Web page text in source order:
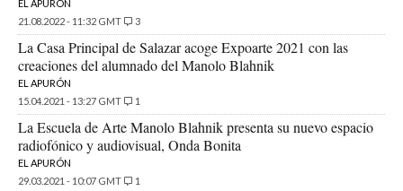
EL APURÓN
21.08.2022 - 11:32 GMT
3
La Casa Principal de Salazar acoge Expoarte 2021 con las
creaciones del alumnado del Manolo Blahnik
EL APURÓN
15.04.2021 - 13:27 GMT
1
La Escuela de Arte Manolo Blahnik presenta su nuevo espacio
radiofónico y audiovisual, Onda Bonita
EL APURÓN
29.03.2021 - 10:07 GMT
1